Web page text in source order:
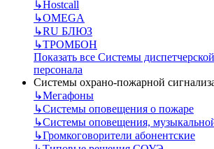
↳Hostcall
↳OMEGA
↳RU БЛЮЗ
↳ТРОМБОН
Показать все Системы
персонала
Системы охрано-пожарной
↳Мегафоны
↳Системы оповещения о пожаре
↳Системы оповещения,
↳Громкоговорители абонентские